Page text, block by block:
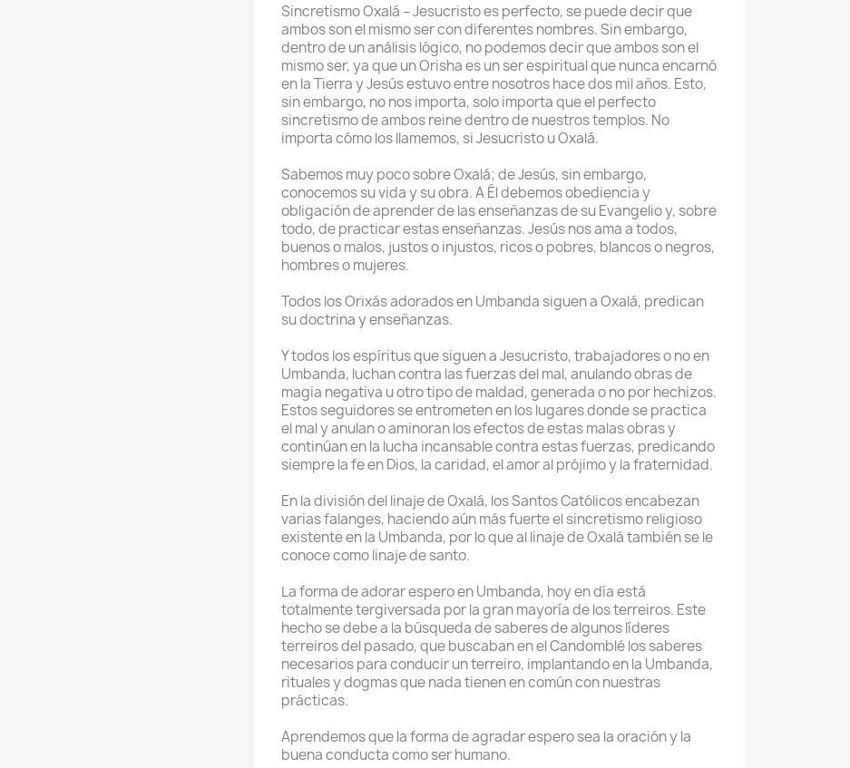
Sincretismo Oxalá – Jesucristo es perfecto, se puede decir que
ambos son el mismo ser con diferentes nombres. Sin embargo,
dentro de un análisis lógico, no podemos decir que ambos son el
mismo ser, ya que un Orisha es un ser espiritual que nunca encarnó
en la Tierra y Jesús estuvo entre nosotros hace dos mil años. Esto,
sin embargo, no nos importa, solo importa que el perfecto
sincretismo de ambos reine dentro de nuestros templos. No
importa cómo los llamemos, si Jesucristo u Oxalá.
Sabemos muy poco sobre Oxalá; de Jesús, sin embargo,
conocemos su vida y su obra. A Él debemos obediencia y
obligación de aprender de las enseñanzas de su Evangelio y, sobre
todo, de practicar estas enseñanzas. Jesús nos ama a todos,
buenos o malos, justos o injustos, ricos o pobres, blancos o negros,
hombres o mujeres.
Todos los Orixás adorados en Umbanda siguen a Oxalá, predican
su doctrina y enseñanzas.
Y todos los espíritus que siguen a Jesucristo, trabajadores o no en
Umbanda, luchan contra las fuerzas del mal, anulando obras de
magia negativa u otro tipo de maldad, generada o no por hechizos.
Estos seguidores se entrometen en los lugares donde se practica
el mal y anulan o aminoran los efectos de estas malas obras y
continúan en la lucha incansable contra estas fuerzas, predicando
siempre la fe en Dios, la caridad, el amor al prójimo y la fraternidad.
En la división del linaje de Oxalá, los Santos Católicos encabezan
varias falanges, haciendo aún más fuerte el sincretismo religioso
existente en la Umbanda, por lo que al linaje de Oxalá también se le
conoce como linaje de santo.
La forma de adorar espero en Umbanda, hoy en día está
totalmente tergiversada por la gran mayoría de los terreiros. Este
hecho se debe a la búsqueda de saberes de algunos líderes
terreiros del pasado, que buscaban en el Candomblé los saberes
necesarios para conducir un terreiro, implantando en la Umbanda,
rituales y dogmas que nada tienen en común con nuestras
prácticas.
Aprendemos que la forma de agradar espero sea la oración y la
buena conducta como ser humano.